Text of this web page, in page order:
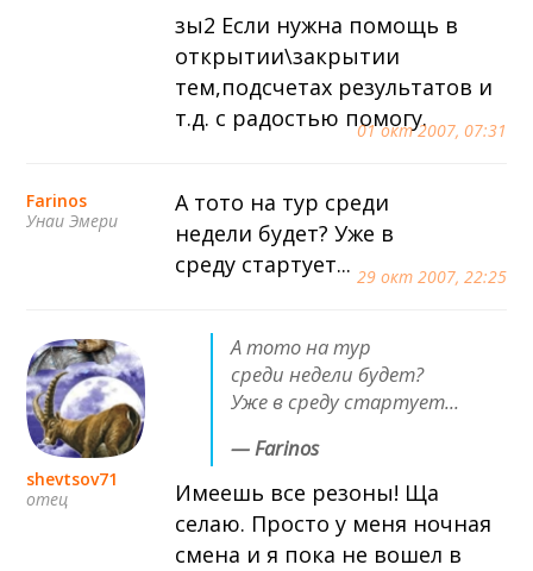
01 окт 2007, 07:31
зы2 Если нужна помощь в
открытии\закрытии
тем,подсчетах результатов и
т.д. с радостью помогу.
Farinos
Унаи Эмери
29 окт 2007, 22:25
А тото на тур среди
недели будет? Уже в
среду стартует...
shevtsov71
отец
— Farinos
А тото на тур
среди недели будет?
Уже в среду стартует...
Имеешь все резоны! Ща
селаю. Просто у меня ночная
смена и я пока не вошел в